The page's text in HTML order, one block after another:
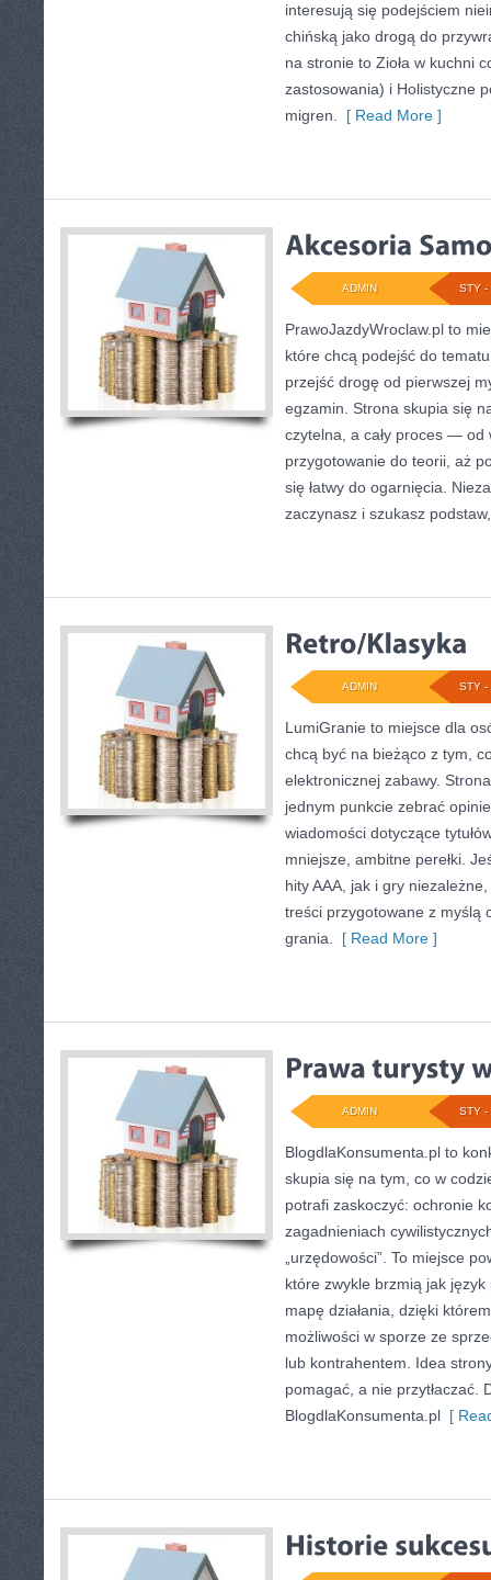
interesują się podejściem
chińską jako drogą do
na stronie to Zioła w kuchni
zastosowania) i Holistyczne
migren.
[ Read More ]
STY -
ADMIN
PrawoJazdyWroclaw.pl to
które chcą podejść do
przejść drogę od pierwszej
egzamin. Strona skupia się
czytelna, a cały proces — od
przygotowanie do teorii, aż
się łatwy do ogarnięcia.
zaczynasz i szukasz
STY -
ADMIN
LumiGranie to miejsce dla
chcą być na bieżąco z tym,
elektronicznej zabawy.
jednym punkcie zebrać
wiadomości dotyczące
mniejsze, ambitne perełki.
hity AAA, jak i gry
treści przygotowane z myślą
grania.
[ Read More ]
STY -
ADMIN
BlogdlaKonsumenta.pl to
skupia się na tym, co w
potrafi zaskoczyć: ochronie
zagadnieniach
„urzędowości”. To miejsce
które zwykle brzmią jak
mapę działania, dzięki
możliwości w sporze ze
lub kontrahentem. Idea
pomagać, a nie przytłaczać.
BlogdlaKonsumenta.pl [